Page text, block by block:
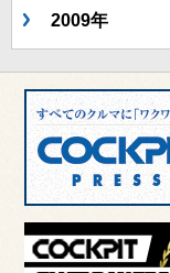
2009年